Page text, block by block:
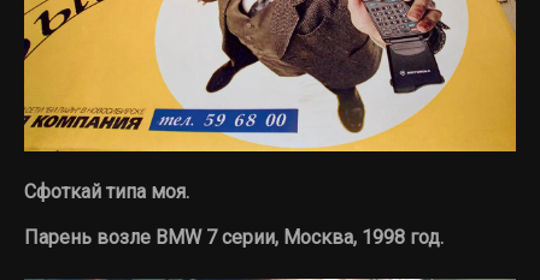
Сфоткай типа моя.
Парень возле BMW 7 серии, Москва, 1998 год.